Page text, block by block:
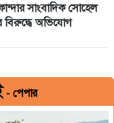
সাংবাদিক সোহেল
বিরুদ্ধে অভিযোগ
- পেপার